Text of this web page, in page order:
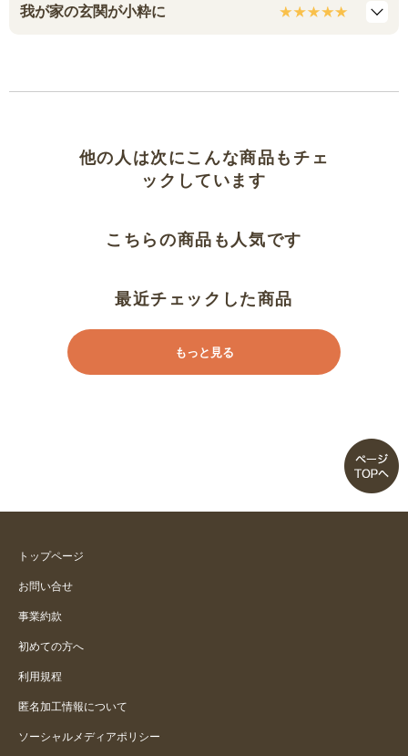
我が家の玄関が小粋に
他の人は次にこんな商品もチェ
ックしています
こちらの商品も人気です
最近チェックした商品
もっと見る
トップページ
お問い合せ
事業約款
初めての方へ
利用規程
匿名加工情報について
ソーシャルメディアポリシー